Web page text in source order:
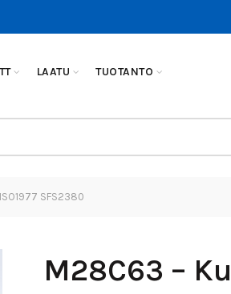
LAATU TUOTANTO
SFS2380
M28C63 –